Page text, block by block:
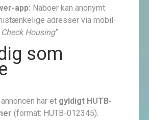
app: Naboer kan anonymt
adresser via mobil­
Check Housing”.
som
har et gyldigt HUTB-
(format: HUTB-012345).